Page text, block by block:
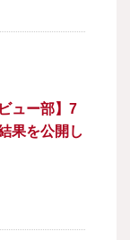
ュー部】7
果を公開し